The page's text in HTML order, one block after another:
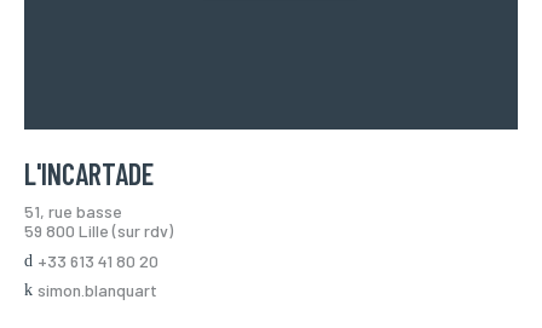
L'INCARTADE
51, rue basse
59 800 Lille (sur rdv)
+33 613 41 80 20
simon.blanquart